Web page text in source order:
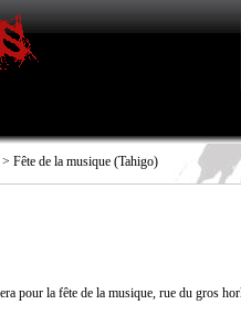
> Fête de la musique (Tahigo)
pour la fête de la musique, rue du gros